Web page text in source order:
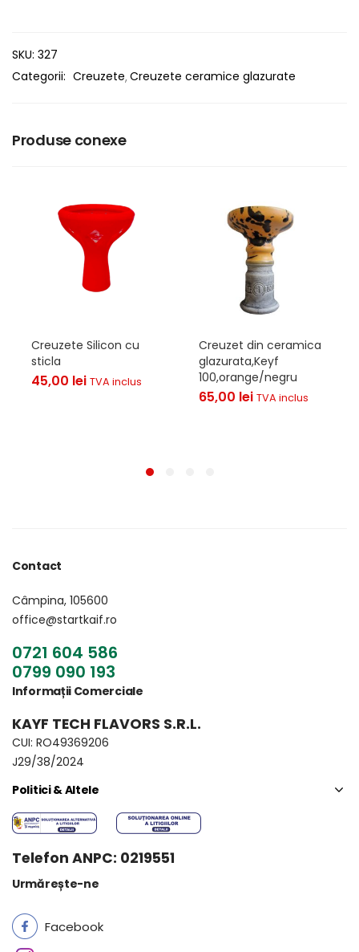
SKU: 327
Categorii: Creuzete Creuzete ceramice glazurate
Produse conexe
Creuzete Silicon cu
sticla
45,00 lei TVA inclus
Creuzet din ceramica
glazurata,Keyf
100,orange/negru
65,00 lei TVA inclus
Contact
Câmpina, 105600
office@startkaif.ro
0721 604 586
0799 090 193
Informații Comerciale
KAYF TECH FLAVORS S.R.L.
CUI: RO49369206
J29/38/2024
Politici & Altele
Telefon ANPC: 0219551
Urmărește-ne
Facebook